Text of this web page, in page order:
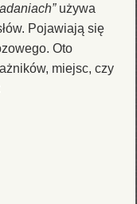
używa
Pojawiają się
Oto
miejsc, czy